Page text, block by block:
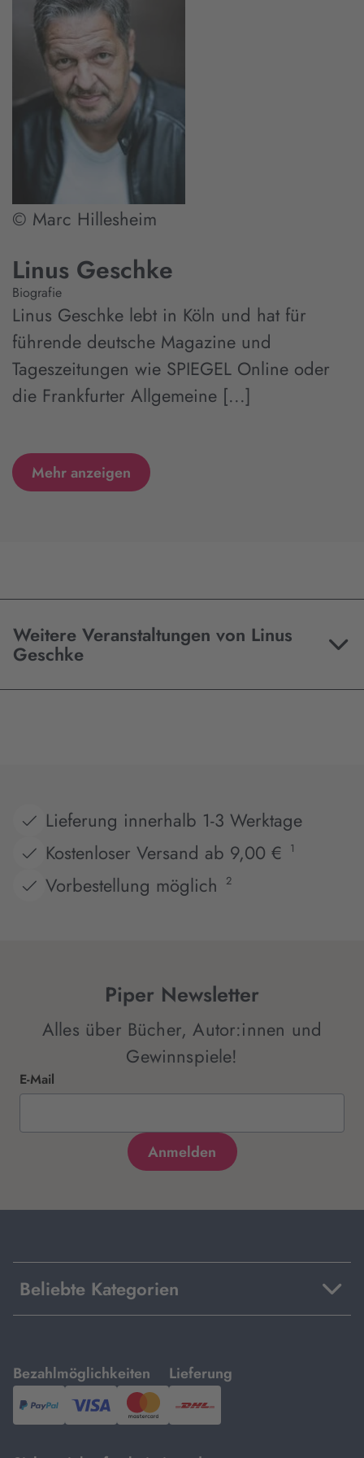
© Marc Hillesheim
Linus Geschke
Biografie
Linus Geschke lebt in Köln und hat für
führende deutsche Magazine und
Tageszeitungen wie SPIEGEL Online oder
die Frankfurter Allgemeine [...]
Mehr anzeigen
Weitere Veranstaltungen von Linus
Geschke
Lieferung innerhalb 1-3 Werktage
Kostenloser Versand ab 9,00 €
1
Vorbestellung möglich 2
Piper Newsletter
Alles über Bücher, Autor:innen und
Gewinnspiele!
E-Mail
Beliebte Kategorien
Bezahlmöglichkeiten
mit
PayPal,Visa
und
Lieferung
mit
DHL.